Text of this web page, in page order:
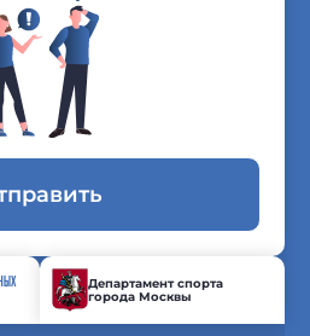
Департамент спорта
города Москвы